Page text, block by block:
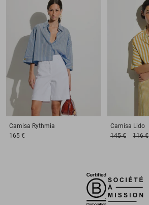
Camisa Rythmia
165 €
Camisa Lido
145 €
116 €